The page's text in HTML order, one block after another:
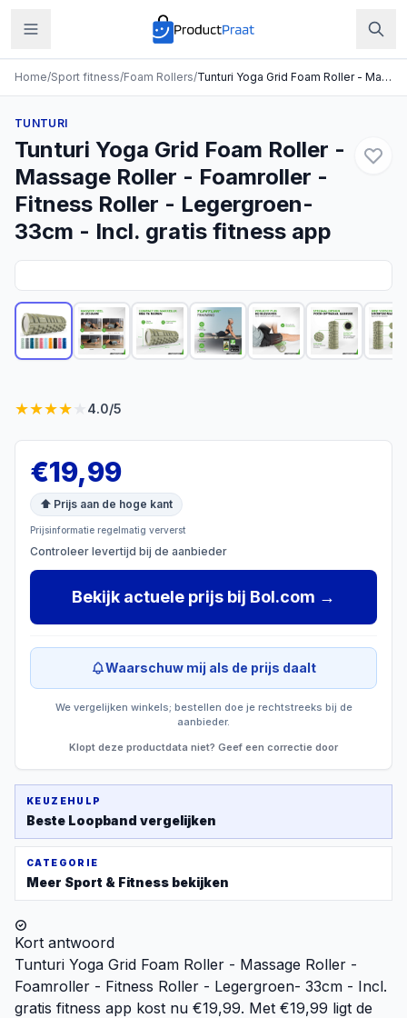
Home/Sport fitness/Foam Rollers/ Tunturi Yoga Grid Foam Roller - Massage Roller - Foamroller - Fitness Roller - Legergroen- 33cm - Incl. gratis fitness app
TUNTURI
Tunturi Yoga Grid Foam Roller -
Massage Roller - Foamroller -
Fitness Roller - Legergroen-
33cm - Incl. gratis fitness app
★★★★ 4.0/5
€19,99
⬆ Prijs aan de hoge kant
Prijsinformatie regelmatig ververst
Controleer levertijd bij de aanbieder
Bekijk actuele prijs bij Bol.com →
Waarschuw mij als de prijs daalt
We vergelijken winkels; bestellen doe je rechtstreeks bij de
aanbieder.
Klopt deze productdata niet? Geef een correctie door
KEUZEHULP
Beste Loopband vergelijken
CATEGORIE
Meer Sport & Fitness bekijken
Kort antwoord
Tunturi Yoga Grid Foam Roller - Massage Roller -
Foamroller - Fitness Roller - Legergroen- 33cm - Incl.
gratis fitness app kost nu €19,99. Met €19,99 ligt de